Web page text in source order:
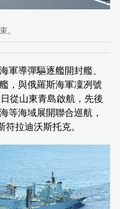
。
軍導彈驅逐艦開封艦、
，與俄羅斯海軍凜冽號
從山東青島啟航，先後
等海域展開聯合巡航，
拉迪沃斯托克。